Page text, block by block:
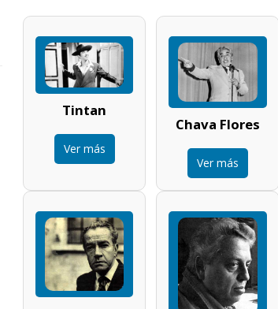
Tintan
Ver más
Chava Flores
Ver más